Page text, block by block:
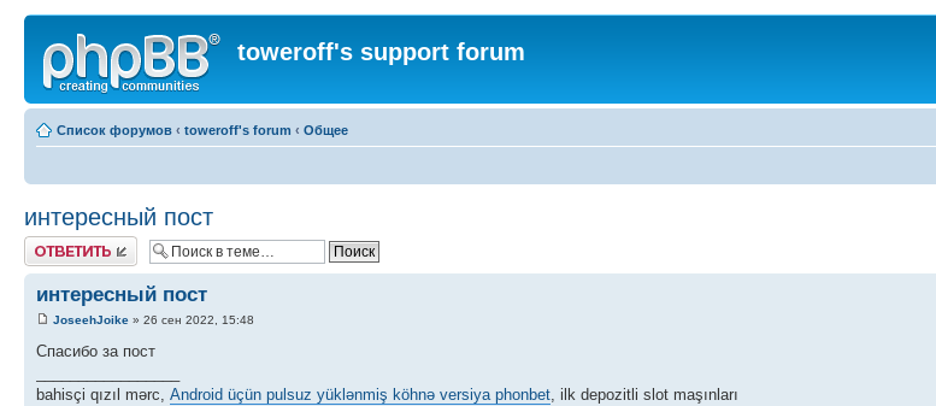
toweroff's support forum
Список форумов ‹ toweroff's forum ‹ Общее
интересный пост
Ответить
интересный пост
JoseehJoike » 26 сен 2022, 15:48
Спасибо за пост
bahisçi qızıl mərc, Android üçün pulsuz yüklənmiş köhnə versiya phonbet, ilk depozitli slot maşınları